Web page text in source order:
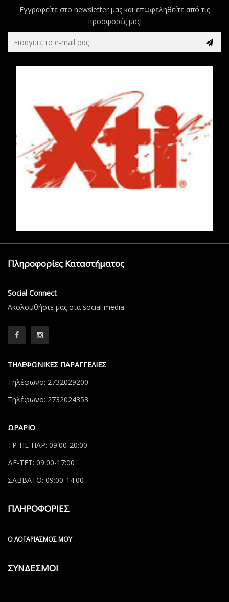
Εγγραφείτε στο newsletter μας και επωφεληθείτε από τις
προσφορές μας!
Πληροφορίες Καταστήματος
Social Connect
Aκολουθήστε μας στα social media
ΤΗΛΕΦΩΝΙΚΕΣ ΠΑΡΑΓΓΕΛΙΕΣ
Τηλέφωνο: 2732029200
Τηλέφωνο: 2732024353
ΩΡΑΡΙΟ
ΤΡ-ΠΕ-ΠΑΡ: 09:00-20:00
ΔΕ-ΤΕΤ: 09:00-17:00
ΣΑΒΒΑΤΟ: 09:00-14:00
ΠΛΗΡΟΦΟΡΙΕΣ
Ο ΛΟΓΑΡΙΑΣΜΌΣ ΜΟΥ
ΣΥΝΔΕΣΜΟΙ